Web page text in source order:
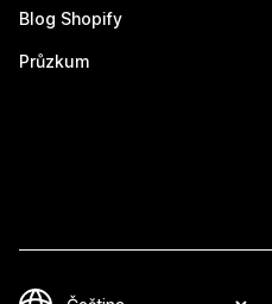
Blog Shopify
Průzkum